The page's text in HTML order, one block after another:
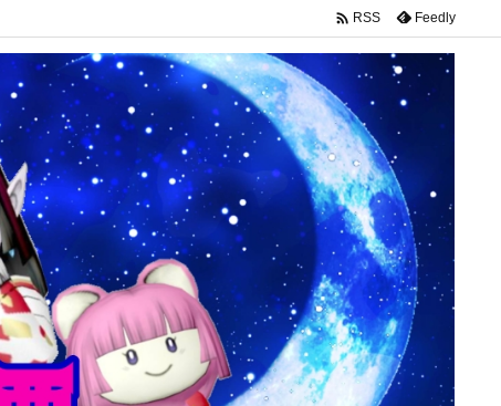
 RSS Feedly